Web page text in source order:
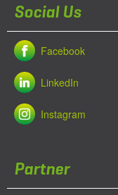
Social Us
Facebook
LinkedIn
Instagram
Partner